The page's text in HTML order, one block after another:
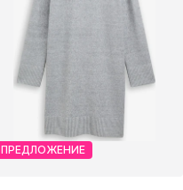
ПРЕДЛОЖЕНИЕ